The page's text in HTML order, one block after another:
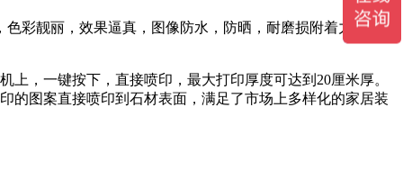
彩靓丽，效果逼真，图像防水，防晒，耐磨损附着力强，不
，一键按下，直接喷印，最大打印厚度可达到20厘米厚。
的图案直接喷印到石材表面，满足了市场上多样化的家居装